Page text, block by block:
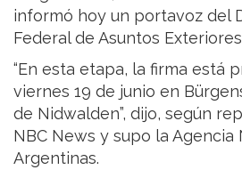
informó hoy un portavoz del
Federal de Asuntos
“En esta etapa, la firma está
viernes 19 de junio en
de Nidwalden”, dijo, según
NBC News y supo la Agencia
Argentinas.